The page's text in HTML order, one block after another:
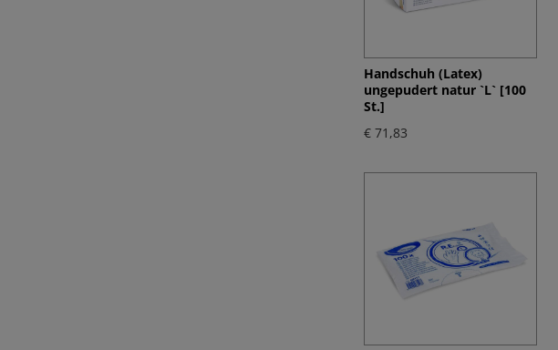
Handschuh (Latex)
ungepudert natur `L` [100
St.]
€ 71,83